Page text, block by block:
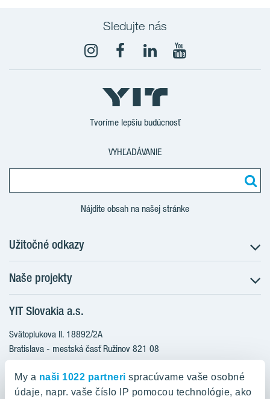
My a naši 1022 partneri spracúvame vaše osobné
údaje, napr. vaše číslo IP pomocou technológie, ako
Sledujte nás
YouTube
Tvoríme lepšiu budúcnosť
VYHĽADÁVANIE
Nájdite obsah na našej stránke
Užitočné odkazy
O nás
Prečo bývať s nami
Udržateľnosť máme v DNA
Starostlivosť o zákazníkov
Financovanie
Služba Starý za nový
Služba zariadenia bytu
Naše projekty
Družstevné bývanie
NUPPU
ZWIRN
MLYNÁRKA
YIT Slovakia a.s.
Svätoplukova II. 18892/2A
Bratislava - mestská časť Ružinov 821 08
Slovakia